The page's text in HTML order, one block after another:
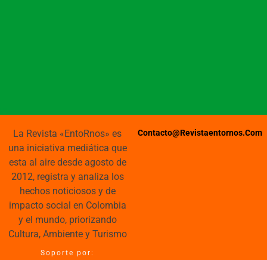
La Revista «EntoRnos» es
una iniciativa mediática que
esta al aire desde agosto de
2012, registra y analiza los
hechos noticiosos y de
impacto social en Colombia
y el mundo, priorizando
Cultura, Ambiente y Turismo
Soporte por:
Contacto@revistaentornos.com